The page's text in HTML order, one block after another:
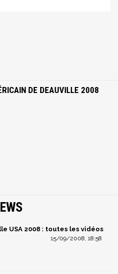
DE DEAUVILLE 2008
USA 2008 : toutes les vidéos
15/09/2008, 18:58